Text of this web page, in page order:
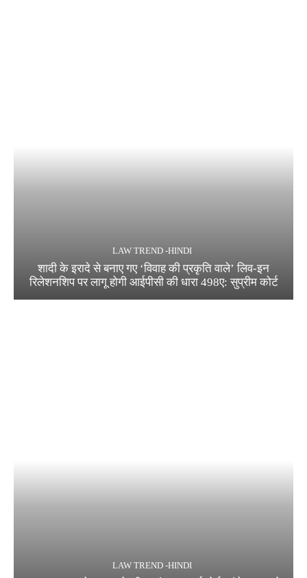
LAW TREND -HINDI
शादी के इरादे से बनाए गए ‘विवाह की प्रकृति वाले’ लिव-इन
रिलेशनशिप पर लागू होगी आईपीसी की धारा 498ए: सुप्रीम कोर्ट
LAW TREND -HINDI